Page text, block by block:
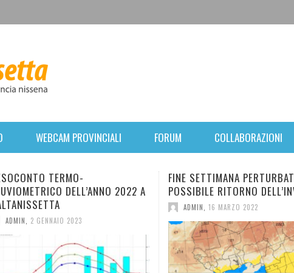
WEBCAM PROVINCIALI FORUM COLLABORAZIONI
FINE SETTIMANA PERTURBATO. POI
POSSIBILE RITORNO DELL’INVERNO.
ADMIN, 16 MARZO 2022
BREVE PARENTESI
FORTE VENTO E CALO
MERCOLEDÌ, RIPRESA
ANTICICLONICA.
ADMIN, 31 GENNAIO 2022